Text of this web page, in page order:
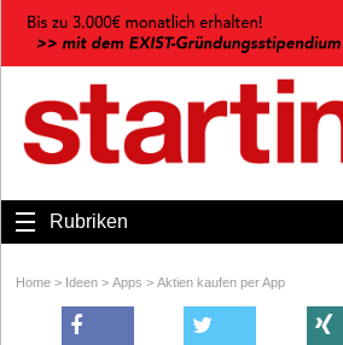
Rubriken
Home > Ideen > Apps > Aktien kaufen per App